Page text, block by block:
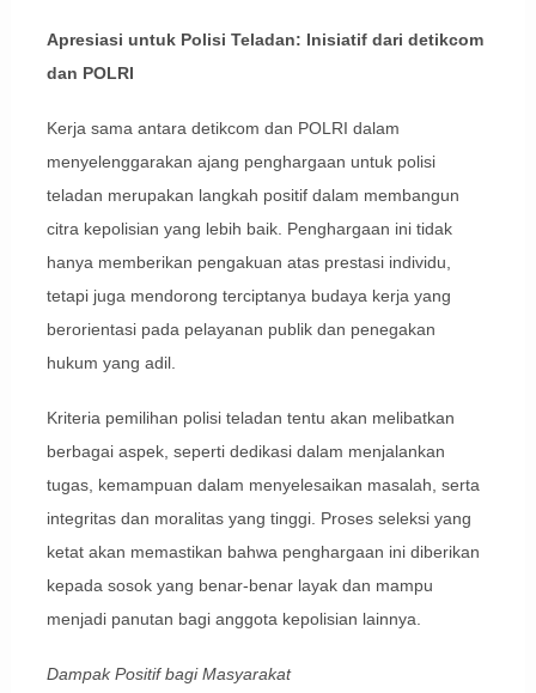
Apresiasi untuk Polisi Teladan: Inisiatif dari detikcom
dan POLRI
Kerja sama antara detikcom dan POLRI dalam
menyelenggarakan ajang penghargaan untuk polisi
teladan merupakan langkah positif dalam membangun
citra kepolisian yang lebih baik. Penghargaan ini tidak
hanya memberikan pengakuan atas prestasi individu,
tetapi juga mendorong terciptanya budaya kerja yang
berorientasi pada pelayanan publik dan penegakan
hukum yang adil.
Kriteria pemilihan polisi teladan tentu akan melibatkan
berbagai aspek, seperti dedikasi dalam menjalankan
tugas, kemampuan dalam menyelesaikan masalah, serta
integritas dan moralitas yang tinggi. Proses seleksi yang
ketat akan memastikan bahwa penghargaan ini diberikan
kepada sosok yang benar-benar layak dan mampu
menjadi panutan bagi anggota kepolisian lainnya.
Dampak Positif bagi Masyarakat